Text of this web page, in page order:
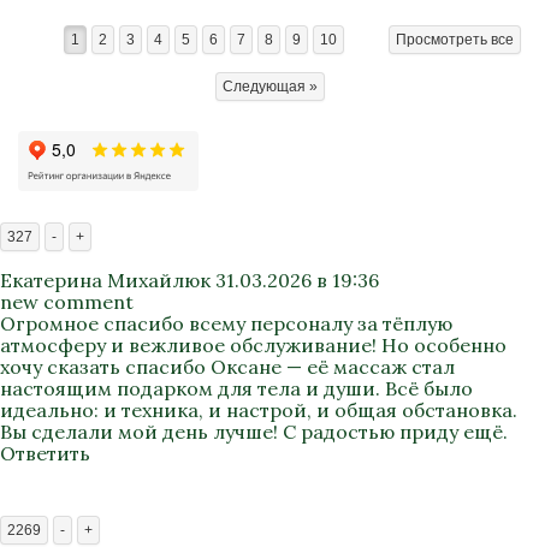
Просмотреть все
1 2 3 4 5 6 7 8 9 10
Следующая »
327 - +
Екатерина Михайлюк 31.03.2026 в 19:36
new comment
Огромное спасибо всему персоналу за тёплую
атмосферу и вежливое обслуживание! Но особенно
хочу сказать спасибо Оксане — её массаж стал
настоящим подарком для тела и души. Всё было
идеально: и техника, и настрой, и общая обстановка.
Вы сделали мой день лучше! С радостью приду ещё.
Ответить
2269 - +